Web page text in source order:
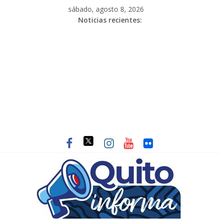
sábado, agosto 8, 2026
Noticias recientes: